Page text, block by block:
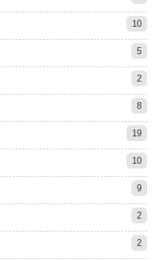
10
5
2
8
19
10
9
2
2